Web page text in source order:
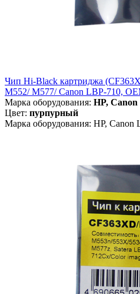
Чип Hi-Black картриджа
M552/ M577/ Canon LBP-710,
Марка оборудования: HP, Canon
Цвет: пурпурный
Марка оборудования: HP,